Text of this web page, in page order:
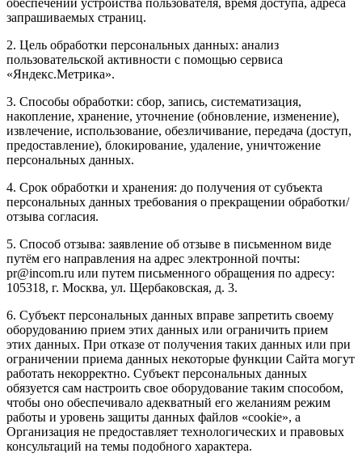
обеспечении устройства пользователя, время доступа, адреса
запрашиваемых страниц.
2. Цель обработки персональных данных: анализ
пользовательской активности с помощью сервиса
«Яндекс.Метрика».
3. Способы обработки: сбор, запись, систематизация,
накопление, хранение, уточнение (обновление, изменение),
извлечение, использование, обезличивание, передача (доступ,
предоставление), блокирование, удаление, уничтожение
персональных данных.
4. Срок обработки и хранения: до получения от субъекта
персональных данных требования о прекращении обработки/
отзыва согласия.
5. Способ отзыва: заявление об отзыве в письменном виде
путём его направления на адрес электронной почты:
pr@incom.ru или путем письменного обращения по адресу:
105318, г. Москва, ул. Щербаковская, д. 3.
6. Субъект персональных данных вправе запретить своему
оборудованию прием этих данных или ограничить прием
этих данных. При отказе от получения таких данных или при
ограничении приема данных некоторые функции Сайта могут
работать некорректно. Субъект персональных данных
обязуется сам настроить свое оборудование таким способом,
чтобы оно обеспечивало адекватный его желаниям режим
работы и уровень защиты данных файлов «cookie», а
Организация не предоставляет технологических и правовых
консультаций на темы подобного характера.